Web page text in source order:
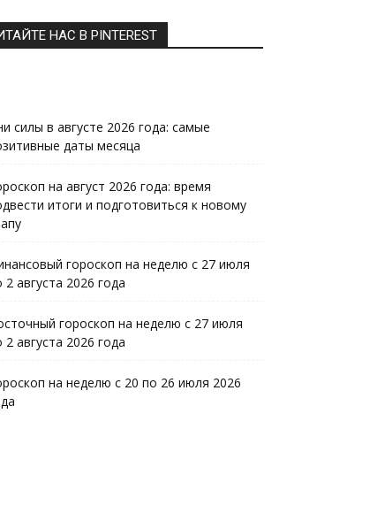
НАС В PINTEREST
силы в августе 2026 года: самые
даты месяца
на август 2026 года: время
итоги и подготовиться к новому
гороскоп на неделю с 27 июля
2 августа 2026 года
гороскоп на неделю с 27 июля
2 августа 2026 года
на неделю с 20 по 26 июля 2026